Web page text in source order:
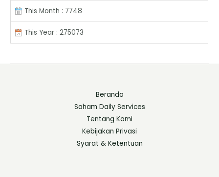
This Month : 7748
This Year : 275073
Beranda
Saham Daily Services
Tentang Kami
Kebijakan Privasi
Syarat & Ketentuan